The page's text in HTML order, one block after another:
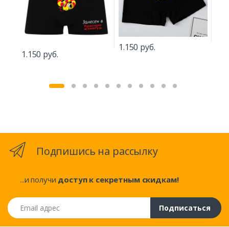
1.150 руб.
1.150 руб.
Подпишись на рассылку
...и получи доступ к секретным скидкам!
Email адрес
Подписаться